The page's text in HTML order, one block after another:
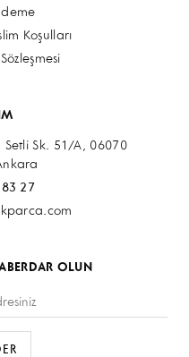
Koşulları
Setli Sk. 51/A, 06070
27
OLUN